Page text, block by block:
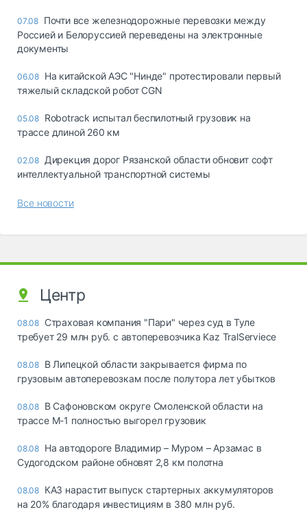
07.08 Почти все железнодорожные перевозки между
Россией и Белоруссией переведены на электронные
документы
06.08 На китайской АЭС "Нинде" протестировали первый
тяжелый складской робот CGN
05.08 Robotrack испытал беспилотный грузовик на
трассе длиной 260 км
02.08 Дирекция дорог Рязанской области обновит софт
интеллектуальной транспортной системы
Все новости
Центр
08.08 Страховая компания "Пари" через суд в Туле
требует 29 млн руб. с автоперевозчика Kaz TralServiece
08.08 В Липецкой области закрывается фирма по
грузовым автоперевозкам после полутора лет убытков
08.08 В Сафоновском округе Смоленской области на
трассе М-1 полностью выгорел грузовик
08.08 На автодороге Владимир – Муром – Арзамас в
Судогодском районе обновят 2,8 км полотна
08.08 КАЗ нарастит выпуск стартерных аккумуляторов
на 20% благодаря инвестициям в 380 млн руб.